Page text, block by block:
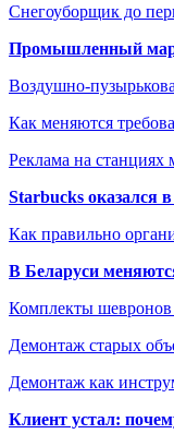
Снегоуборщик до
Промышленный
Воздушно-
Как меняются
Реклама на станциях
Starbucks оказался
Как правильно
В Беларуси
Комплекты
Демонтаж старых
Демонтаж как
Клиент устал: